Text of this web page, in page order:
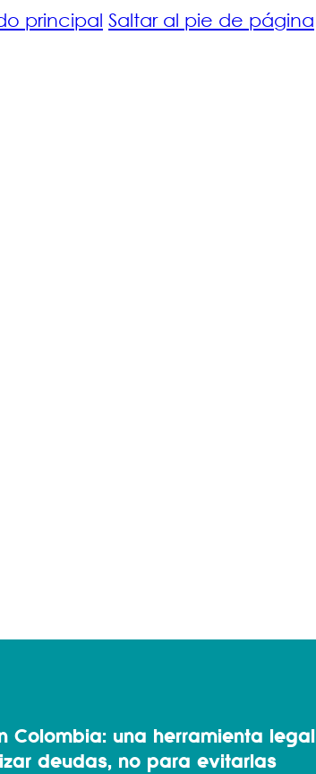
principal Saltar al pie de página
Colombia: una herramienta legal
deudas, no para evitarlas